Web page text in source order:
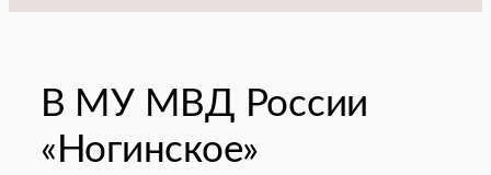
В МУ МВД России
«Ногинское»